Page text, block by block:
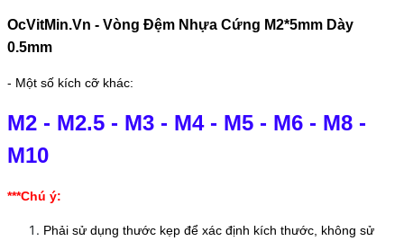
OcVitMin.Vn - Vòng Đệm Nhựa Cứng M2*5mm Dày
0.5mm
- Một số kích cỡ khác:
M2 - M2.5 - M3 - M4 - M5 - M6 - M8 -
M10
***Chú ý:
Phải sử dụng thước kẹp để xác định kích thước, không sử